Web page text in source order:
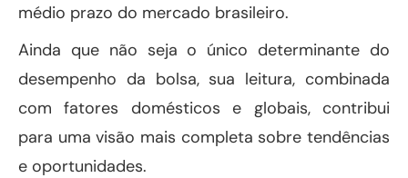
médio prazo do mercado brasileiro.
Ainda que não seja o único determinante do
desempenho da bolsa, sua leitura, combinada
com fatores domésticos e globais, contribui
para uma visão mais completa sobre tendências
e oportunidades.